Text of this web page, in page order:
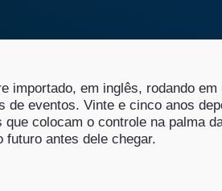
importado, em inglês, rodando
de eventos. Vinte e cinco anos
colocam o controle na palma
antes dele chegar.